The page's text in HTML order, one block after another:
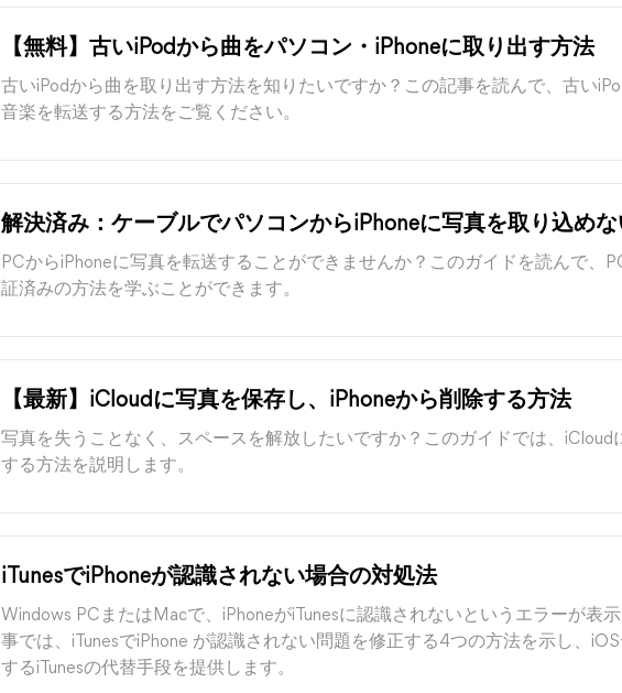
【無料】古いiPodから曲をパソコン・iPhoneに取り出す方法
古いiPodから曲を取り出す方法を知りたいですか？この記事を読んで、古い
音楽を転送する方法をご覧ください。
解決済み：ケーブルでパソコンからiPhoneに写真を取り込めな
PCからiPhoneに写真を転送することができませんか？このガイドを読んで、
証済みの方法を学ぶことができます。
【最新】iCloudに写真を保存し、iPhoneから削除する方法
写真を失うことなく、スペースを解放したいですか？このガイドでは、iCloud
する方法を説明します。
iTunesでiPhoneが認識されない場合の対処法
Windows PCまたはMacで、iPhoneがiTunesに認識されないというエラーが表
事では、iTunesでiPhone が認識されない問題を修正する4つの方法を示し、
するiTunesの代替手段を提供します。